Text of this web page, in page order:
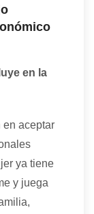
en la
en aceptar
ya tiene
y juega